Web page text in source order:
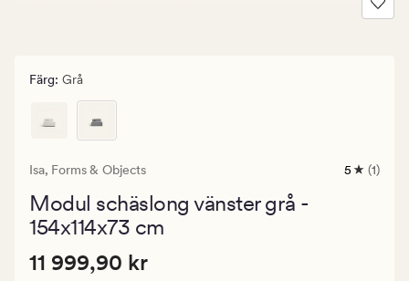
Färg: Grå
Isa, Forms & Objects
1
5 (1)
Modul schäslong vänster grå -
154x114x73 cm
Pris
Pris 11 999,90 kr
11 999,90 kr